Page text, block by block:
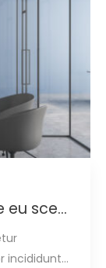
Mafelisvel pretium vulputate eu scelerisque
incididunt…